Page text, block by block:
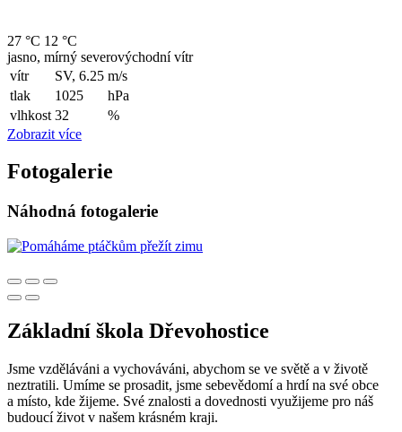
27 °C 12 °C
jasno, mírný severovýchodní vítr
vítr
SV, 6.25 m/s
tlak
1025
hPa
vlhkost 32
%
Zobrazit více
Fotogalerie
Náhodná fotogalerie
Základní škola Dřevohostice
Jsme vzděláváni a vychováváni, abychom se ve světě a v životě
neztratili. Umíme se prosadit, jsme sebevědomí a hrdí na své obce
a místo, kde žijeme. Své znalosti a dovednosti využijeme pro náš
budoucí život v našem krásném kraji.